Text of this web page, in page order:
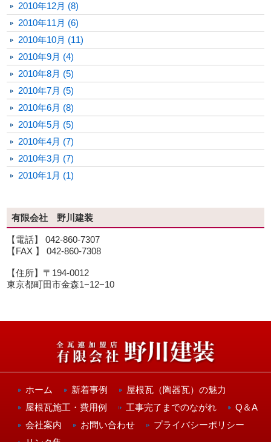
2010年12月 (8)
2010年11月 (6)
2010年10月 (11)
2010年9月 (4)
2010年8月 (5)
2010年7月 (5)
2010年6月 (8)
2010年5月 (5)
2010年4月 (7)
2010年3月 (7)
2010年1月 (1)
有限会社 野川建装
【電話】 042-860-7307
【FAX 】 042-860-7308
【住所】〒194-0012
東京都町田市金森1−12−10
ホーム 新着事例
屋根瓦（陶器瓦）の魅力
屋根瓦施工・費用例
工事完了までのながれ
Q＆A
会社案内
お問い合わせ
プライバシーポリシー